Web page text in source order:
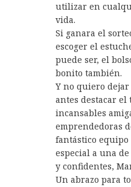
utilizar en
vida.
Si ganara el
escoger el
puede ser, el
bonito también.
Y no quiero
antes destacar el
incansables
emprendedoras
fantástico
especial a una
y confidentes,
Un abrazo para